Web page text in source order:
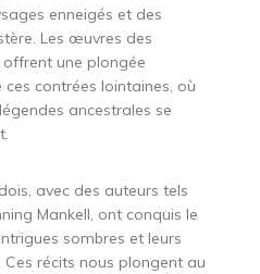
enneigés et des
Les œuvres des
une plongée
contrées lointaines, où
ancestrales se
avec des auteurs tels
Mankell, ont conquis le
sombres et leurs
récits nous plongent au